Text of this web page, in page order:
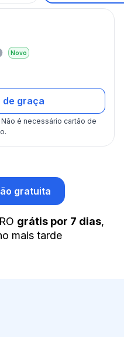
Novo
de graça
Não é necessário cartão de
gratuita
grátis por 7 dias,
mais tarde